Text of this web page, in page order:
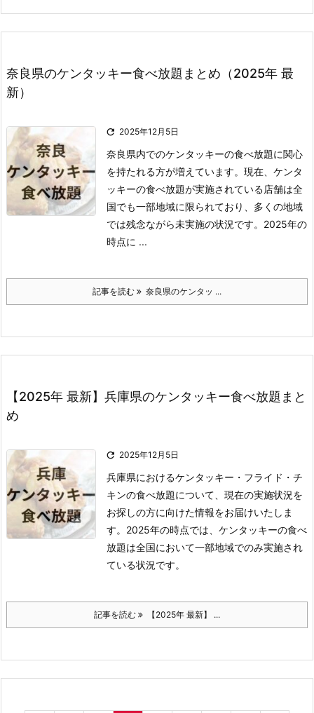
奈良県のケンタッキー食べ放題まとめ（2025年 最
新）
 2025年12月5日
奈良県内でのケンタッキーの食べ放題に関心
を持たれる方が増えています。 現在、ケンタ
ッキーの食べ放題が実施されている店舗は全
国でも一部地域に限られており、多くの地域
では残念ながら未実施の状況です。 2025年の
時点に ...
記事を読む 奈良県のケンタッ ...
【2025年 最新】兵庫県のケンタッキー食べ放題まと
め
 2025年12月5日
兵庫県におけるケンタッキー・フライド・チ
キンの食べ放題について、現在の実施状況を
お探しの方に向けた情報をお届けいたしま
す。 2025年の時点では、ケンタッキーの食べ
放題は全国において一部地域でのみ実施され
ている状況です。
記事を読む 【2025年 最新】 ...